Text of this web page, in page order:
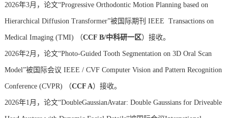
2026年3月，论文“Progressive Orthodontic Motion Planning based on
Hierarchical Diffusion Transformer”被国际期刊 IEEE Transactions on
Medical Imaging (TMI) （CCF B/中科研一区 ） 接收。
2026年2月，论文“Photo-Guided Tooth Segmentation on 3D Oral Scan
Model”被国际会议 IEEE / CVF Computer Vision and Pattern Recognition
Conference (CVPR) （CCF A） 接收。
2026年1月，论文“DoubleGaussianAvatar: Double Gaussians for Driveable